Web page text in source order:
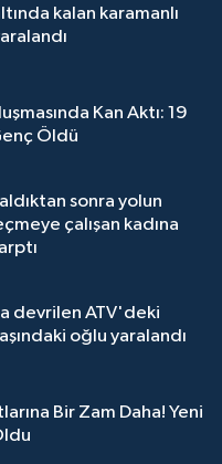
kalan karamanlı
Kan Aktı: 19
Öldü
sonra yolun
çalışan kadına
devrilen ATV'deki
oğlu yaralandı
Bir Zam Daha! Yeni